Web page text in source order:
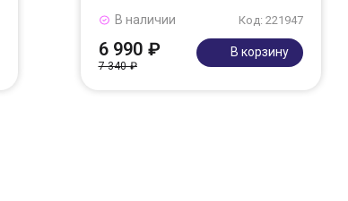
Код: 221947
В наличии
6 990 ₽
7 340 ₽
В корзину